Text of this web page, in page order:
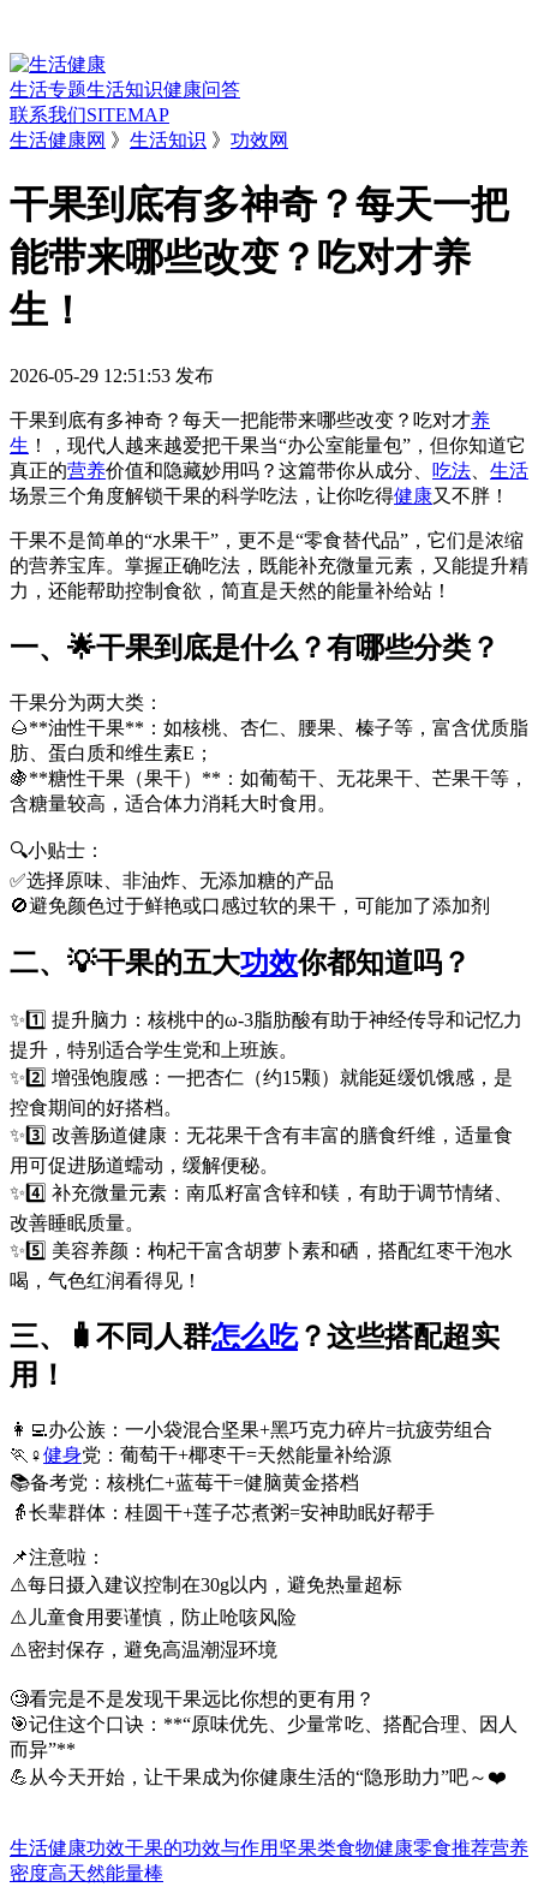
生活专题生活知识健康问答
联系我们SITEMAP
生活健康网 》 生活知识 》 功效网
干果到底有多神奇？每天一把
能带来哪些改变？吃对才养
生！
2026-05-29 12:51:53 发布
干果到底有多神奇？每天一把能带来哪些改变？吃对才养
生 ！，现代人越来越爱把干果当“办公室能量包”，但你知道它
真正的营养价值和隐藏妙用吗？这篇带你从成分、 吃法
生活
场景三个角度解锁干果的科学吃法，让你吃得健康又不胖！
干果不是简单的“水果干”，更不是“零食替代品”，它们是浓缩
的营养宝库。掌握正确吃法，既能补充微量元素，又能提升精
力，还能帮助控制食欲，简直是天然的能量补给站！
一、🌟干果到底是什么？有哪些分类？
干果分为两大类：
🌰**油性干果**：如核桃、杏仁、腰果、榛子等，富含优质脂
肪、蛋白质和维生素E；
🍇**糖性干果（果干）**：如葡萄干、无花果干、芒果干等，
含糖量较高，适合体力消耗大时食用。
🔍小贴士：
✅选择原味、非油炸、无添加糖的产品
🚫避免颜色过于鲜艳或口感过软的果干，可能加了添加剂
二、💡干果的五大功效你都知道吗？
✨1️⃣ 提升脑力：核桃中的ω-3脂肪酸有助于神经传导和记忆力
提升，特别适合学生党和上班族。
✨2️⃣ 增强饱腹感：一把杏仁（约15颗）就能延缓饥饿感，是
控食期间的好搭档。
✨3️⃣ 改善肠道健康：无花果干含有丰富的膳食纤维，适量食
用可促进肠道蠕动，缓解便秘。
✨4️⃣ 补充微量元素：南瓜籽富含锌和镁，有助于调节情绪、
改善睡眠质量。
✨5️⃣ 美容养颜：枸杞干富含胡萝卜素和硒，搭配红枣干泡水
喝，气色红润看得见！
三、🧳不同人群怎么吃？这些搭配超实
用！
👩‍💻办公族：一小袋混合坚果+黑巧克力碎片=抗疲劳组合
🏃♀️健身党：葡萄干+椰枣干=天然能量补给源
📚备考党：核桃仁+蓝莓干=健脑黄金搭档
👵长辈群体：桂圆干+莲子芯煮粥=安神助眠好帮手
📌注意啦：
⚠️每日摄入建议控制在30g以内，避免热量超标
⚠️儿童食用要谨慎，防止呛咳风险
⚠️密封保存，避免高温潮湿环境
🧐看完是不是发现干果远比你想的更有用？
🎯记住这个口诀：**“原味优先、少量常吃、搭配合理、因人
而异”**
💪从今天开始，让干果成为你健康生活的“隐形助力”吧～❤️
生活健康功效干果的功效与作用 坚果类食物健康零食推荐营养
密度高天然能量棒